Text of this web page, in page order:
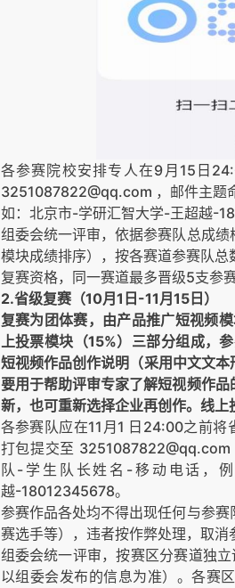
各参赛院校安排专人在9月15日
3251087822@qq.com ，邮件主题
如：北京市-学研汇智大学-王超越-
组委会统一评审，依据参赛队总成
模块成绩排序），按各赛道参赛队
复赛资格，同一赛道最多晋级5支参
2.省级复赛（10月1日-11月15日）
复赛为团体赛，由产品推广短视频
上投票模块（15%）三部分组成，
短视频作品创作说明（采用中文文
要用于帮助评审专家了解短视频作
新，也可重新选择企业再创作。线
各参赛队应在11月1 日24:00之前将
打包提交至
队-学生队长姓名-移动电话，
越-18012345678。
参赛作品各处均不得出现任何与参
赛选手等），违者按作弊处理，取消
组委会统一评审，按赛区分赛道独
以组委会发布的信息为准）。各赛